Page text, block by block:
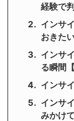
経験で
インサ
おきた
インサ
る瞬間
インサ
インサ
みかけ